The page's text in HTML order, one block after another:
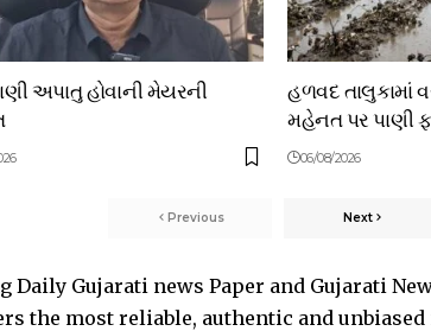
અપાતુ હોવાની મેયરની
હળવદ તાલુકામાં
મહેનત પર પાણી
06/08/2026
Previous Next
Daily Gujarati news Paper and Gujarati
the most reliable, authentic and